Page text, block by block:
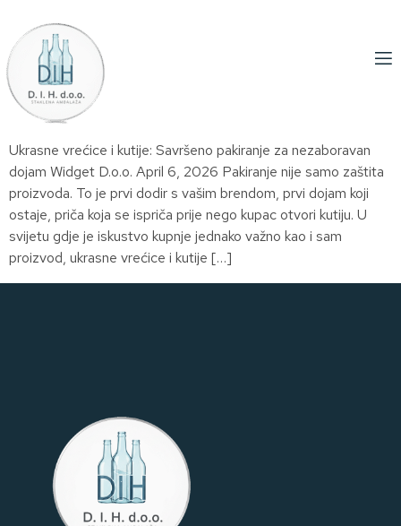
Ukrasne vrećice i kutije: Savršeno pakiranje za nezaboravan
dojam Widget D.o.o. April 6, 2026 Pakiranje nije samo zaštita
proizvoda. To je prvi dodir s vašim brendom, prvi dojam koji
ostaje, priča koja se ispriča prije nego kupac otvori kutiju. U
svijetu gdje je iskustvo kupnje jednako važno kao i sam
proizvod, ukrasne vrećice i kutije […]